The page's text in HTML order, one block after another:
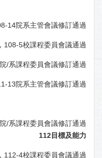
14院系主管會議修訂通過
108-5校課程委員會議通過
/系課程委員會議修訂通過
13院系主管會議修訂通過
/系課程委員會議修訂通過
112目標及能力
112-4校課程委員會議通過